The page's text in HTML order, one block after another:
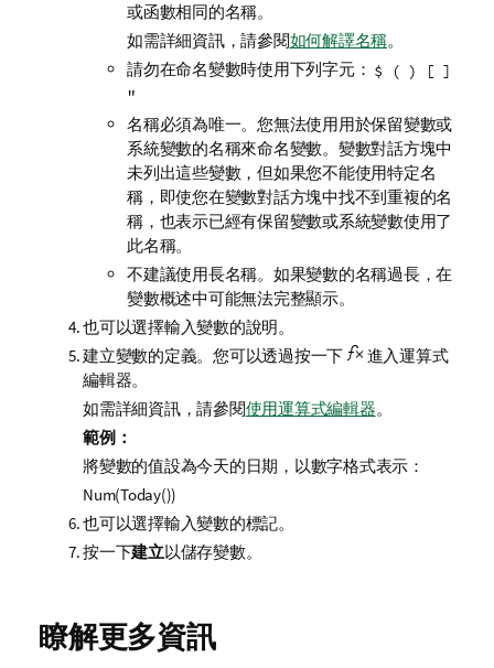
或函數相同的名稱。
如需詳細資訊，請參閱如何解譯名稱。
請勿在命名變數時使用下列字元： $ ( ) [ ]
"
名稱必須為唯一。您無法使用用於保留變數或
系統變數的名稱來命名變數。變數對話方塊中
未列出這些變數，但如果您不能使用特定名
稱，即使您在變數對話方塊中找不到重複的名
稱，也表示已經有保留變數或系統變數使用了
此名稱。
不建議使用長名稱。如果變數的名稱過長，在
變數概述中可能無法完整顯示。
也可以選擇輸入變數的說明。
建立變數的定義。您可以透過按一下
進入運算式
編輯器。
如需詳細資訊，請參閱使用運算式編輯器。
範例：
將變數的值設為今天的日期，以數字格式表示：
Num(Today())
也可以選擇輸入變數的標記。
按一下建立以儲存變數。
瞭解更多資訊